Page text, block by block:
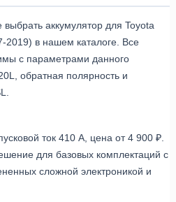
аккумулятор для Toyota
2019) в нашем каталоге. Все
с параметрами данного
обратная полярность и
ток 410 А, цена от 4 900 ₽.
для базовых комплектаций с
сложной электроникой и